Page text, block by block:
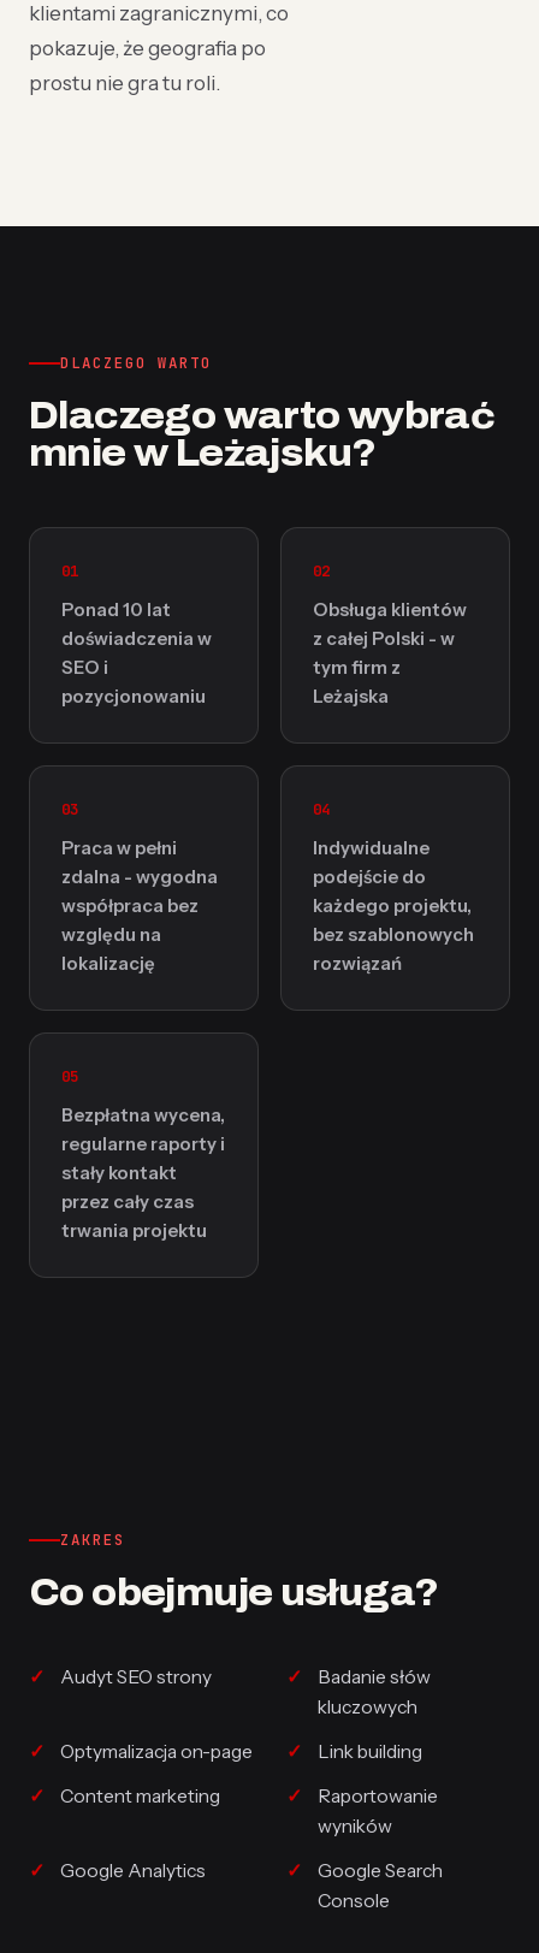
klientami zagranicznymi, co
pokazuje, że geografia po
prostu nie gra tu roli.
DLACZEGO WARTO
Dlaczego warto wybrać
mnie w Leżajsku?
01
Ponad 10 lat
doświadczenia w
SEO i
pozycjonowaniu
02
Obsługa klientów
z całej Polski - w
tym firm z
Leżajska
03
Praca w pełni
zdalna - wygodna
współpraca bez
względu na
lokalizację
04
Indywidualne
podejście do
każdego projektu,
bez szablonowych
rozwiązań
05
Bezpłatna wycena,
regularne raporty i
stały kontakt
przez cały czas
trwania projektu
ZAKRES
Co obejmuje usługa?
Audyt SEO strony
Badanie słów
kluczowych
Optymalizacja on-page
Link building
Content marketing
Raportowanie
wyników
Google Analytics
Google Search
Console